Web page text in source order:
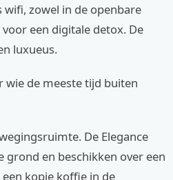
zowel in de openbare
een digitale detox. De
luxueus.
wie de meeste tijd buiten
De Elegance
grond en beschikken over een
kopje koffie in de